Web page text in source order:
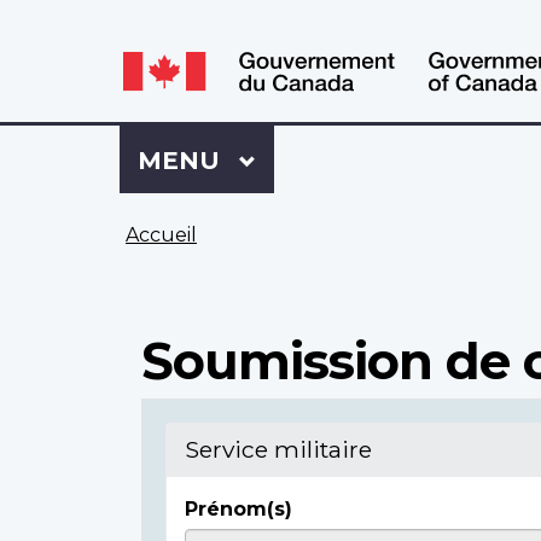
Language
switcher
Language
switcher
Se
connecter
à
Dossier
Menu
MENU PRINCIPAL
Accueil
Soumission de
Service militaire
Prénom(s)